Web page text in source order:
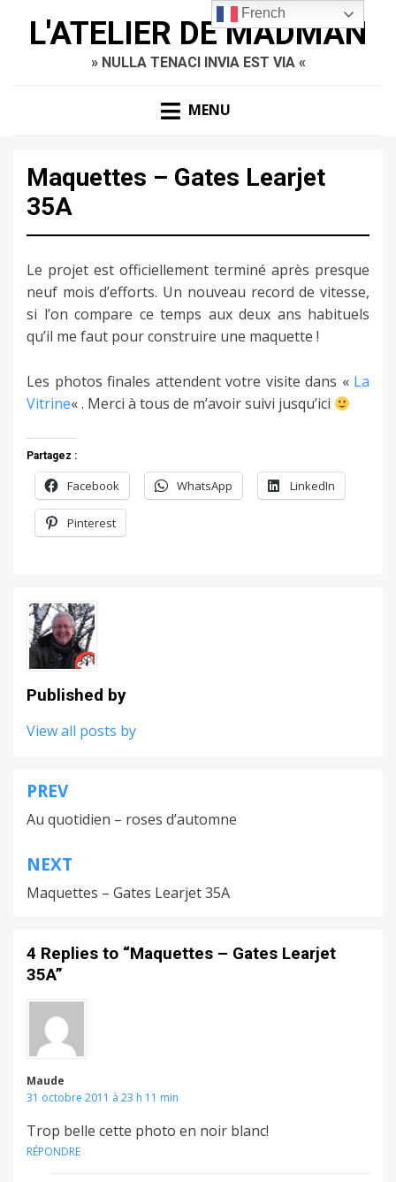
L'ATELIER DE MADMAN
» NULLA TENACI INVIA EST VIA «
MENU
Maquettes – Gates Learjet
35A
Le projet est officiellement terminé après presque
neuf mois d’efforts. Un nouveau record de vitesse,
si l’on compare ce temps aux deux ans habituels
qu’il me faut pour construire une maquette !
Les photos finales attendent votre visite dans « La
Vitrine« . Merci à tous de m’avoir suivi jusqu’ici
Partagez :
Facebook WhatsApp LinkedIn
Pinterest
Published by
View all posts by
Navigation
de
l’article
PREV
Au quotidien – roses d’automne
NEXT
Maquettes – Gates Learjet 35A
4 Replies to “Maquettes – Gates Learjet
35A”
Maude
31 octobre 2011 à 23 h 11 min
Trop belle cette photo en noir blanc!
RÉPONDRE
French